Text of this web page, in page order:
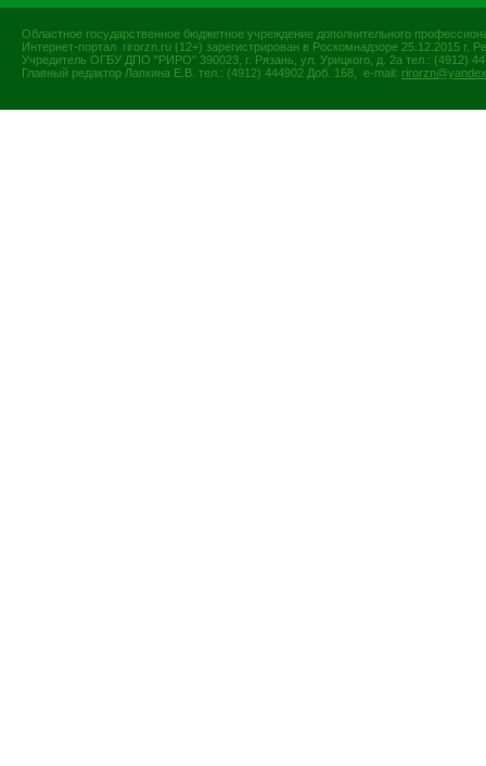
Областное государственное бюджетное учреждение дополнительного
Интернет-портал rirorzn.ru (12+) зарегистрирован в Роскомнадзоре 25.12.2015
Учредитель ОГБУ ДПО "РИРО" 390023, г. Рязань, ул. Урицкого, д. 2а тел.: (4912)
Главный редактор Лапкина Е.В. тел.: (4912) 444902 Доб. 168, e-mail: